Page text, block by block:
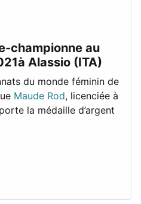
championne au
Alassio (ITA)
du monde féminin de
Maude Rod, licenciée à
la médaille d’argent